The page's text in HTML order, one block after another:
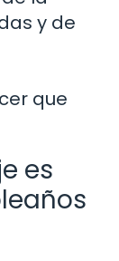
y de
que
es